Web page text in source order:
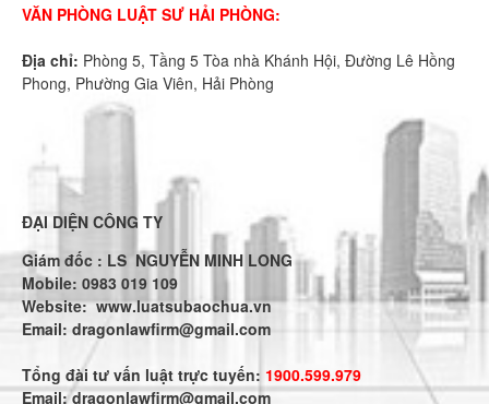
VĂN PHÒNG LUẬT SƯ HẢI PHÒNG:
Địa chỉ: Phòng 5, Tầng 5 Tòa nhà Khánh Hội, Đường Lê Hồng
Phong, Phường Gia Viên, Hải Phòng
ĐẠI DIỆN CÔNG TY
Giám đốc : LS NGUYỄN MINH LONG
Mobile: 0983 019 109
Website:www.luatsubaochua.vn
Email: dragonlawfirm@gmail.com
Tổng đài tư vấn luật trực tuyến: 1900.599.979
Email:dragonlawfirm@gmail.com